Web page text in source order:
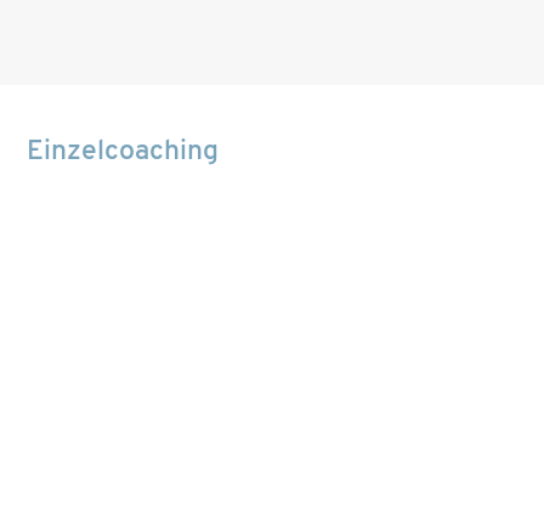
Einzelcoaching